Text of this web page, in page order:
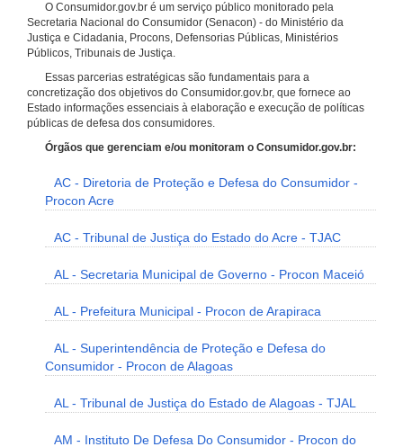
O Consumidor.gov.br é um serviço público monitorado pela
Secretaria Nacional do Consumidor (Senacon) - do Ministério da
Justiça e Cidadania, Procons, Defensorias Públicas, Ministérios
Públicos, Tribunais de Justiça.
Essas parcerias estratégicas são fundamentais para a
concretização dos objetivos do Consumidor.gov.br, que fornece ao
Estado informações essenciais à elaboração e execução de políticas
públicas de defesa dos consumidores.
Órgãos que gerenciam e/ou monitoram o Consumidor.gov.br:
AC - Diretoria de Proteção e Defesa do Consumidor -
Procon Acre
AC - Tribunal de Justiça do Estado do Acre - TJAC
AL - Secretaria Municipal de Governo - Procon Maceió
AL - Prefeitura Municipal - Procon de Arapiraca
AL - Superintendência de Proteção e Defesa do
Consumidor - Procon de Alagoas
AL - Tribunal de Justiça do Estado de Alagoas - TJAL
AM - Instituto De Defesa Do Consumidor - Procon do